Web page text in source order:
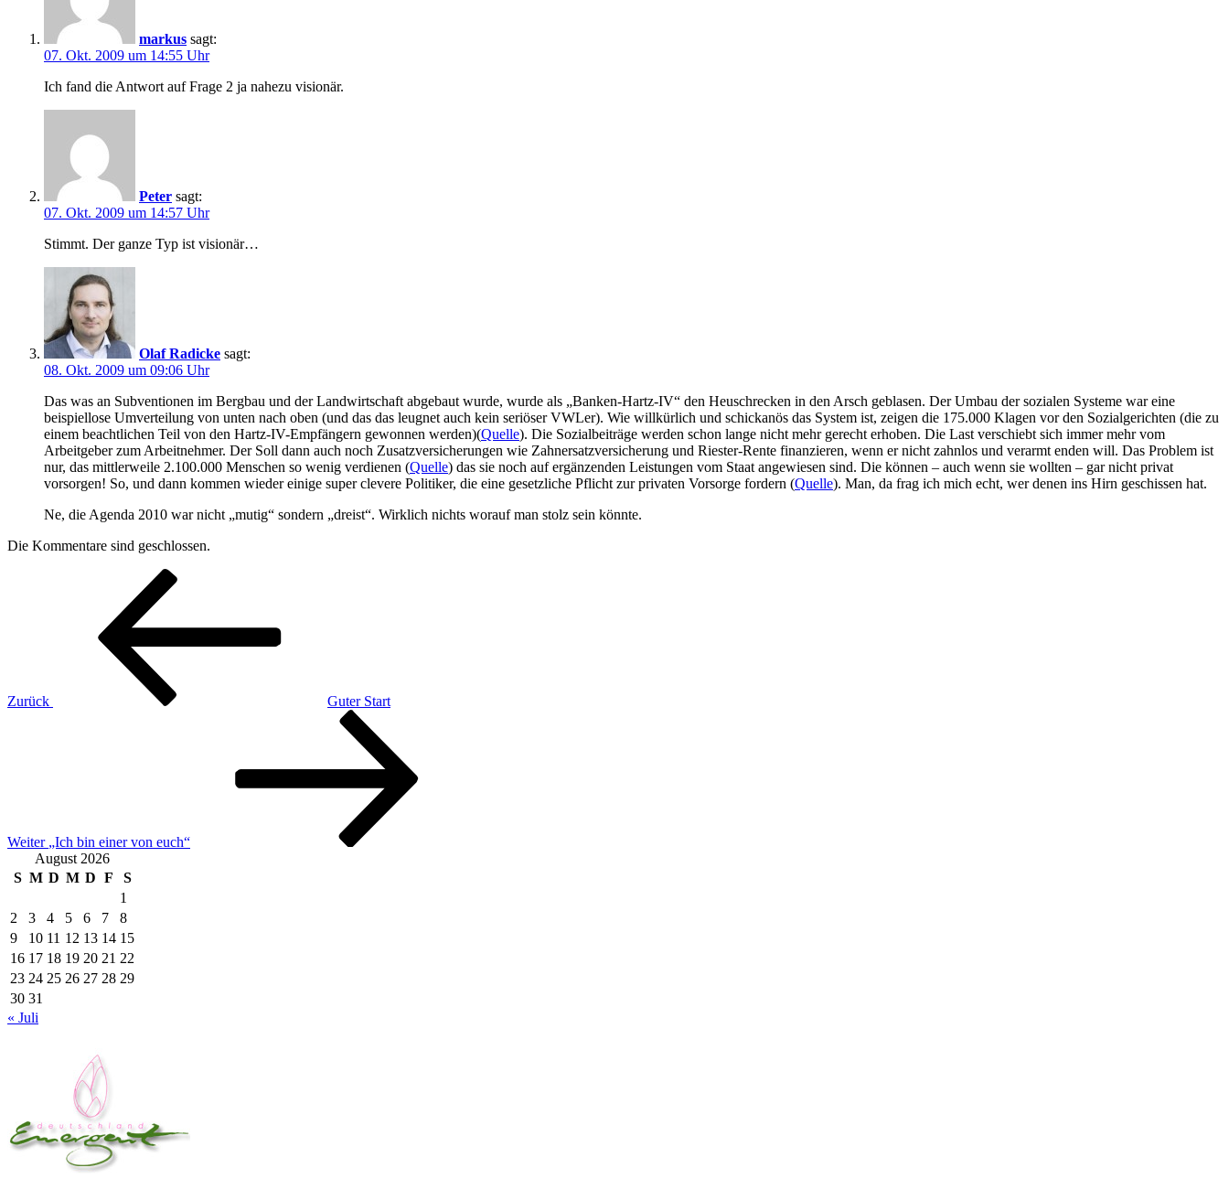
markus sagt:
07. Okt. 2009 um 14:55 Uhr
Ich fand die Antwort auf Frage 2 ja nahezu visionär.
Peter sagt:
07. Okt. 2009 um 14:57 Uhr
Stimmt. Der ganze Typ ist visionär…
Olaf Radicke sagt:
08. Okt. 2009 um 09:06 Uhr
Das was an Subventionen im Bergbau und der Landwirtschaft abgebaut wurde, wurde als „Banken-Hartz-IV“ den Heuschrecken in den Arsch geblasen. Der Umbau der sozialen Systeme war eine
beispiellose Umverteilung von unten nach oben (und das das leugnet auch kein seriöser VWLer). Wie willkürlich und schickanös das System ist, zeigen die 175.000 Klagen vor den Sozialgerichten (die zu
einem beachtlichen Teil von den Hartz-IV-Empfängern gewonnen werden)(Quelle). Die Sozialbeiträge werden schon lange nicht mehr gerecht erhoben. Die Last verschiebt sich immer mehr vom
Arbeitgeber zum Arbeitnehmer. Der Soll dann auch noch Zusatzversicherungen wie Zahnersatzversicherung und Riester-Rente finanzieren, wenn er nicht zahnlos und verarmt enden will. Das Problem ist
nur, das mittlerweile 2.100.000 Menschen so wenig verdienen (Quelle) das sie noch auf ergänzenden Leistungen vom Staat angewiesen sind. Die können – auch wenn sie wollten – gar nicht privat
vorsorgen! So, und dann kommen wieder einige super clevere Politiker, die eine gesetzliche Pflicht zur privaten Vorsorge fordern (Quelle). Man, da frag ich mich echt, wer denen ins Hirn geschissen hat.
Ne, die Agenda 2010 war nicht „mutig“ sondern „dreist“. Wirklich nichts worauf man stolz sein könnte.
Die Kommentare sind geschlossen.
Beitragsnavigation
Zurück
Guter Start
Weiter „Ich bin einer von euch“
August 2026
S M D M D F
S
1
2
3 4 5 6 7
8
9
10 11 12 13 14 15
16 17 18 19 20 21 22
23 24 25 26 27 28 29
30 31
« Juli